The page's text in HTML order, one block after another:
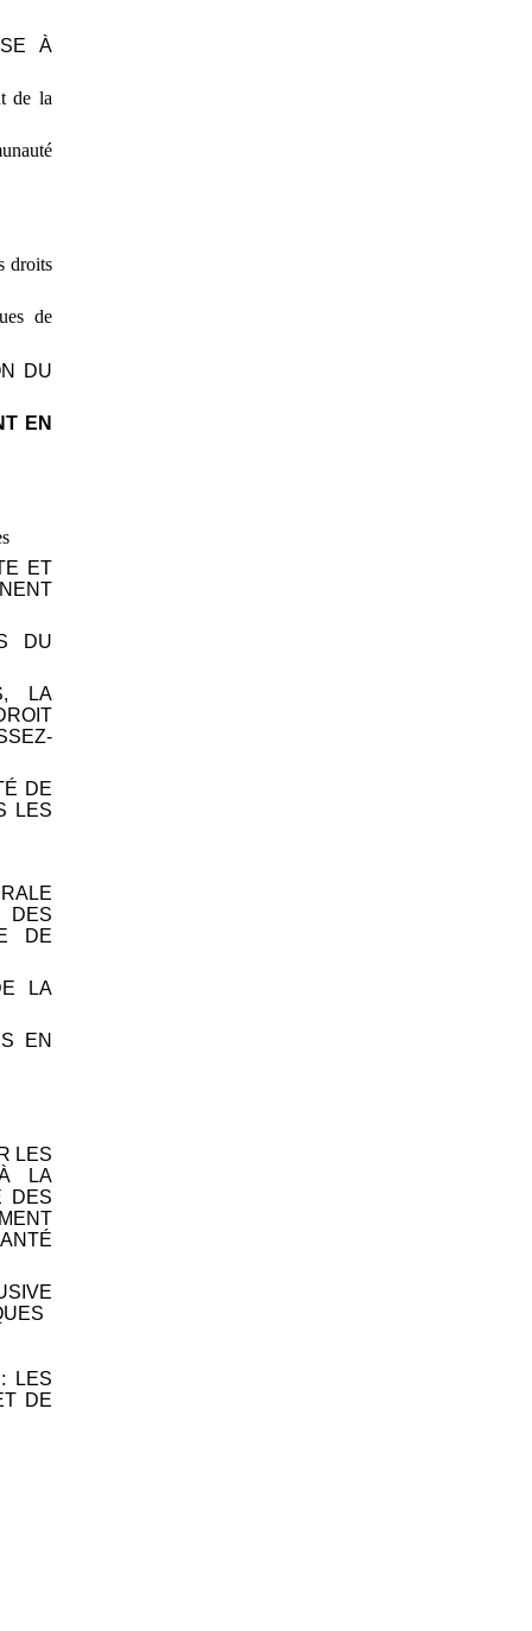
À
de la
droits
de
DU
EN
ET
DU
LA
DE
LES
DES
DE
LA
EN
LES
LA
DES
LES
DE